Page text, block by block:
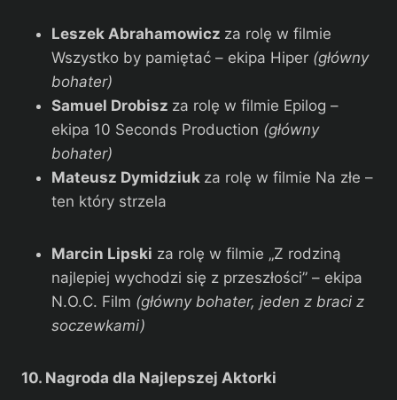
Leszek Abrahamowicz za rolę w filmie
Wszystko by pamiętać – ekipa Hiper (główny
bohater)
Samuel Drobisz za rolę w filmie Epilog –
ekipa 10 Seconds Production (główny
bohater)
Mateusz Dymidziuk za rolę w filmie Na złe –
ten który strzela
Marcin Lipski za rolę w filmie „Z rodziną
najlepiej wychodzi się z przeszłości” – ekipa
N.O.C. Film (główny bohater, jeden z braci z
soczewkami)
10. Nagroda dla Najlepszej Aktorki